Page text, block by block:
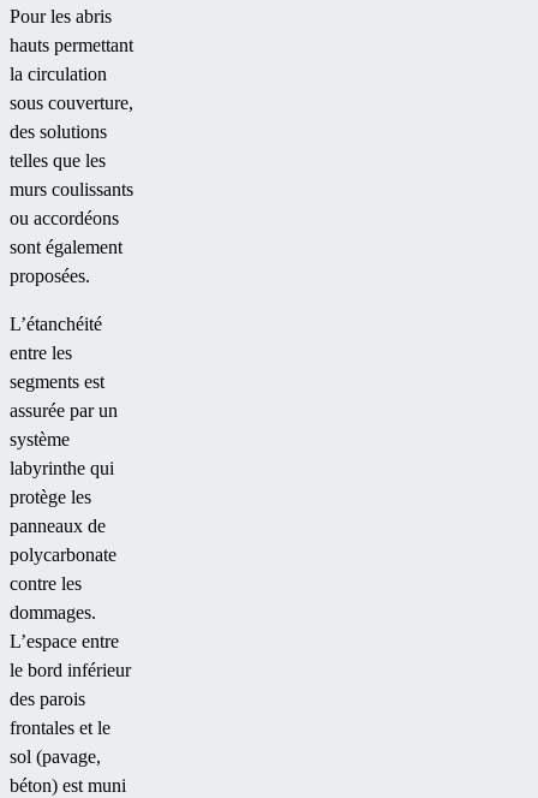
Pour les abris
hauts permettant
la circulation
sous couverture,
des solutions
telles que les
murs coulissants
ou accordéons
sont également
proposées.
L’étanchéité
entre les
segments est
assurée par un
système
labyrinthe qui
protège les
panneaux de
polycarbonate
contre les
dommages.
L’espace entre
le bord inférieur
des parois
frontales et le
sol (pavage,
béton) est muni